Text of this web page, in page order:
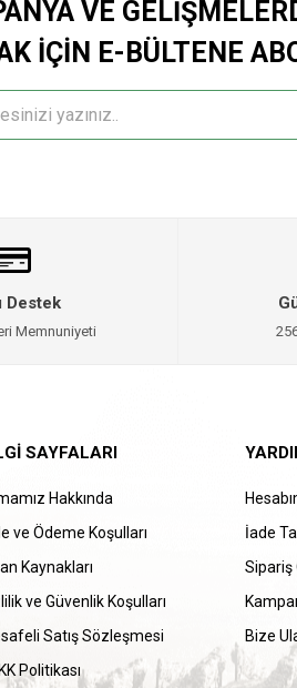
VE
İÇİN E-BÜLTENE
Destek
Memnuniyeti
SAYFALARI
Hakkında
ve Ödeme Koşulları
Kaynakları
ve Güvenlik Koşulları
Satış Sözleşmesi
Politikası
İade
Sipariş
Bize